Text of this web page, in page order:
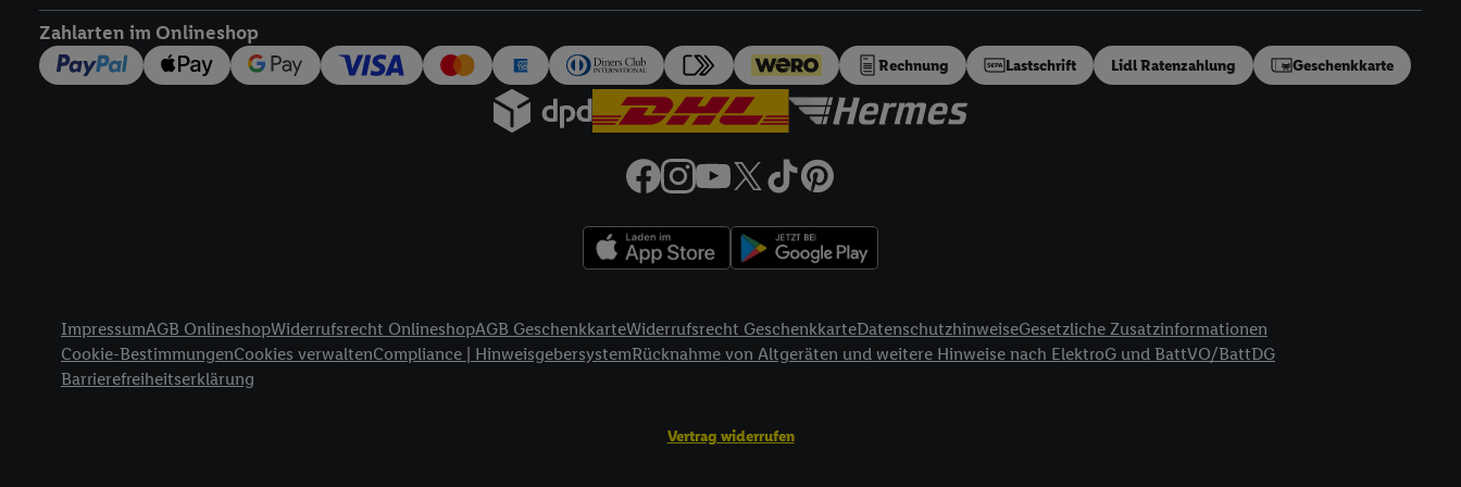
Zahlarten im Onlineshop
Rechnung Lastschrift Lidl Ratenzahlung Geschenkkarte
ImpressumAGB OnlineshopWiderrufsrecht OnlineshopAGB GeschenkkarteWiderrufsrecht GeschenkkarteDatenschutzhinweiseGesetzliche Zusatzinformationen
Cookie-BestimmungenCookies verwaltenCompliance | HinweisgebersystemRücknahme von Altgeräten und weitere Hinweise nach ElektroG und BattVO/BattDG
Barrierefreiheitserklärung
Vertrag widerrufen
widerrufen - jederzeit auch überdas Datenschutzportal von Utiq („consenthub“)oder über „Anpassen“/„Nutzung der
die Lidl-Dienste) widerrufen. Weitere Informationen finden Sie in denDatenschutzbestimmungen von Utiq.
Durch einen Klick auf „Ablehnen“ können Sie nur den Einsatz notwendiger Techniken zulassen. Durch einen Klick auf
„Zustimmen“ stimmen Sie allen Verarbeitungen zu sämtlichen vorgenannten Zwecken unter Einbindung sämtlicher
jederzeit mit Wirkung für die Zukunft zu widerrufen, finden Sie in unserenDatenschutzbestimmungen
Unter „Anpassen“ können Sie einzelne Verwendungszwecke oder Partner zulassen; das gilt auch für die
Gewährleistung der Sicherheit, Verhinderung und Aufdeckung von Betrug und Fehlerbehebung, Bereitstellung und
Verknüpfung verschiedener Endgeräte, Identifikation von Geräten anhand automatisch übermittelter Informationen,
Messung des Erfolgs von Werbekampagnen durch TTD und Nutzung der Telekommunikations-basierten Utiq-
Zugriff auf Informationen auf einem Endgerät. Entwicklung und Verbesserung der Angebote. Analyse von